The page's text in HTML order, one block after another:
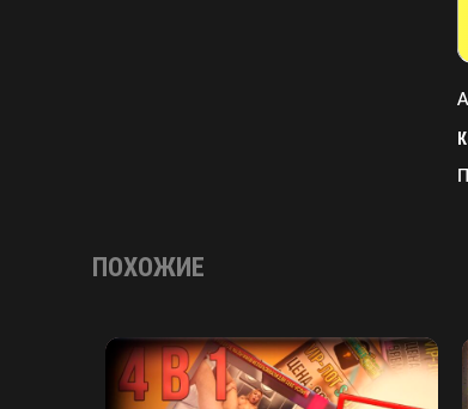
ПОХОЖИЕ